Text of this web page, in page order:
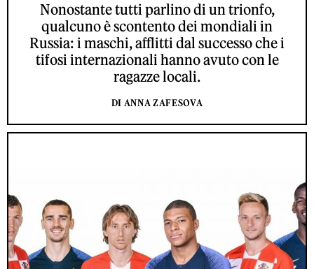
Nonostante tutti parlino di un trionfo,
qualcuno è scontento dei mondiali in
Russia: i maschi, afflitti dal successo che i
tifosi internazionali hanno avuto con le
ragazze locali.
DI ANNA ZAFESOVA